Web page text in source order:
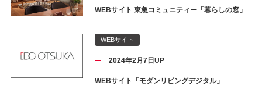
WEBサイト 東急コミュニティー「暮らしの窓」
WEBサイト
2024年2月7日UP
WEBサイト「モダンリビングデジタル」